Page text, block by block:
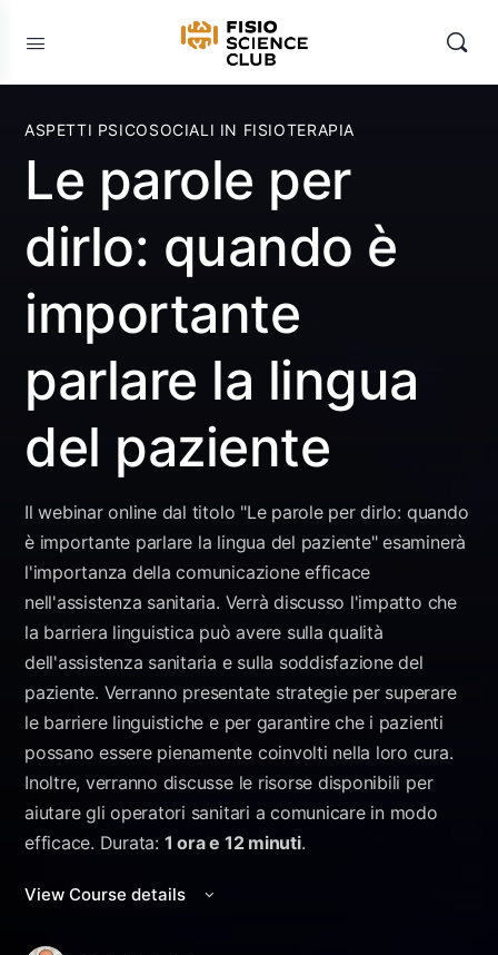
ASPETTI PSICOSOCIALI IN FISIOTERAPIA
Le parole per
dirlo: quando è
importante
parlare la lingua
del paziente
Il webinar online dal titolo "Le parole per dirlo: quando
è importante parlare la lingua del paziente" esaminerà
l'importanza della comunicazione efficace
nell'assistenza sanitaria. Verrà discusso l'impatto che
la barriera linguistica può avere sulla qualità
dell'assistenza sanitaria e sulla soddisfazione del
paziente. Verranno presentate strategie per superare
le barriere linguistiche e per garantire che i pazienti
possano essere pienamente coinvolti nella loro cura.
Inoltre, verranno discusse le risorse disponibili per
aiutare gli operatori sanitari a comunicare in modo
efficace. Durata: 1 ora e 12 minuti.
View Course details